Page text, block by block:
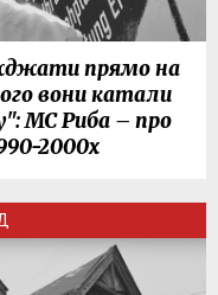
прямо на
вони катали
МС Риба – про
2000х